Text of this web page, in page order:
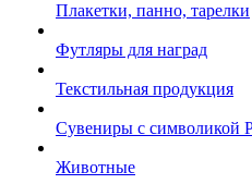
Плакетки, панно, тарелки
Футляры для наград
Текстильная продукция
Сувениры с символикой
Животные